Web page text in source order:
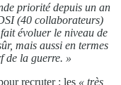
priorité depuis un an
(40 collaborateurs)
évoluer le niveau de
mais aussi en termes
de la guerre. »
recruter : les « très